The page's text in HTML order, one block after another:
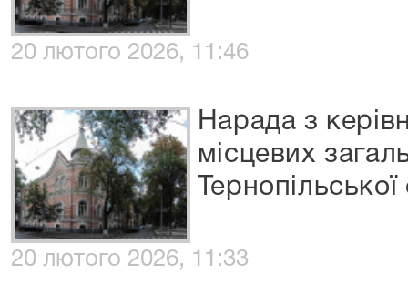
20 лютого 2026, 11:46
Нарада з
місцевих
Тернопільської
20 лютого 2026, 11:33